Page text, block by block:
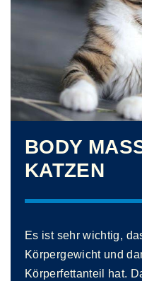
BODY
ATZEN
Es ist sehr wichtig,
Körpergewicht und
Körperfettanteil hat.